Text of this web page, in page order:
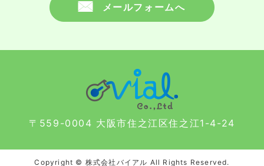
メールフォームへ
〒559-0004 大阪市住之江区住之江1-4-24
Copyright © 株式会社バイアル All Rights Reserved.